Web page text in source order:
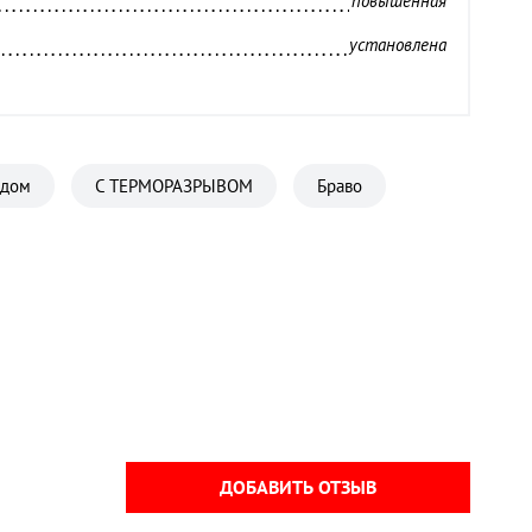
установлена
С ТЕРМОРАЗРЫВОМ Браво
ДОБАВИТЬ ОТЗЫВ